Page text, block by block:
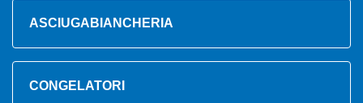
ASCIUGABIANCHERIA
CONGELATORI